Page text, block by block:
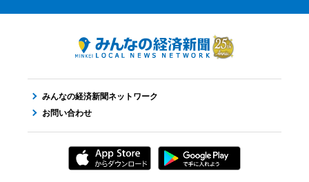
みんなの経済新聞ネットワーク
お問い合わせ